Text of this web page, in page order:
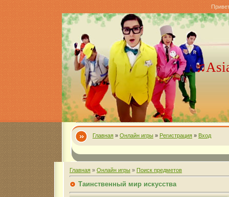
Главная » Онлайн игры » Регистрация » Вход
Главная » Онлайн игры » Поиск предметов
Таинственный мир искусства